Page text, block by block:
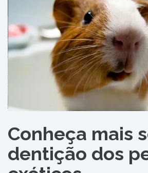
Conheça mais
dentição dos